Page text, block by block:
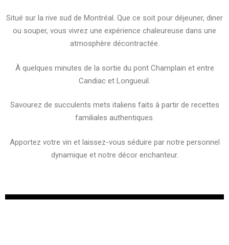
Situé sur la rive sud de Montréal. Que ce soit pour déjeuner, diner
ou souper, vous vivrez une expérience chaleureuse dans une
atmosphère décontractée.
À quelques minutes de la sortie du pont Champlain et entre
Candiac et Longueuil.
Savourez de succulents mets italiens faits à partir de recettes
familiales authentiques.
Apportez votre vin et laissez-vous séduire par notre personnel
dynamique et notre décor enchanteur.